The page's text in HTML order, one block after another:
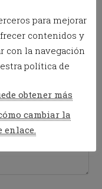
para mejorar
contenidos y
con la navegación
política de
obtener más
cambiar la
enlace.